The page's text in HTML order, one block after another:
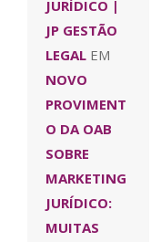
JURÍDICO |
JP GESTÃO
LEGAL EM
NOVO
PROVIMENT
O DA OAB
SOBRE
MARKETING
JURÍDICO:
MUITAS